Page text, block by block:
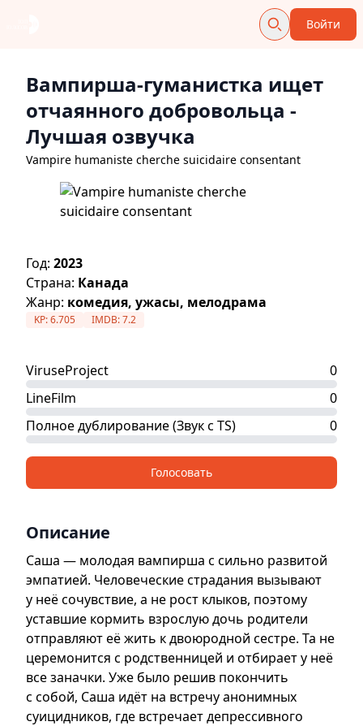
Войти
Вампирша-гуманистка ищет
отчаянного добровольца -
Лучшая озвучка
Vampire humaniste cherche suicidaire consentant
Год: 2023
Страна: Канада
Жанр: комедия, ужасы, мелодрама
KP:6.705 IMDB:7.2
ViruseProject
0
LineFilm
0
Полное дублирование (Звук с TS)
0
Голосовать
Описание
Саша — молодая вампирша с сильно развитой
эмпатией. Человеческие страдания вызывают
у неё сочувствие, а не рост клыков, поэтому
уставшие кормить взрослую дочь родители
отправляют её жить к двоюродной сестре. Та не
церемонится с родственницей и отбирает у неё
все заначки. Уже было решив покончить
с собой, Саша идёт на встречу анонимных
суицидников, где встречает депрессивного